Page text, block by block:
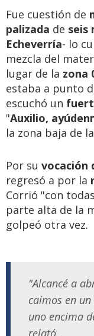
Fue cuestión de
palizada de seis
Echeverría- lo
mezcla del
lugar de la zona
estaba a punto
escuchó un
"Auxilio,
la zona baja de
Por su vocación
regresó a por la
Corrió "con
parte alta de la
golpeó otra vez.
"Alcancé a
caímos en
uno encima
relató.